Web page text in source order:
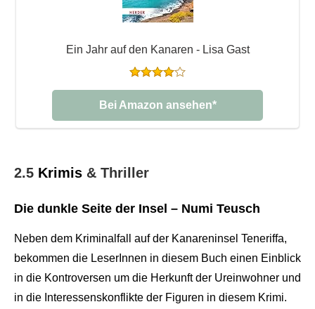
Ein Jahr auf den Kanaren - Lisa Gast
Bei Amazon ansehen*
2.5 Krimis & Thriller
Die dunkle Seite der Insel – Numi Teusch
Neben dem Kriminalfall auf der Kanareninsel Teneriffa,
bekommen die LeserInnen in diesem Buch einen Einblick
in die Kontroversen um die Herkunft der Ureinwohner und
in die Interessenskonflikte der Figuren in diesem Krimi.